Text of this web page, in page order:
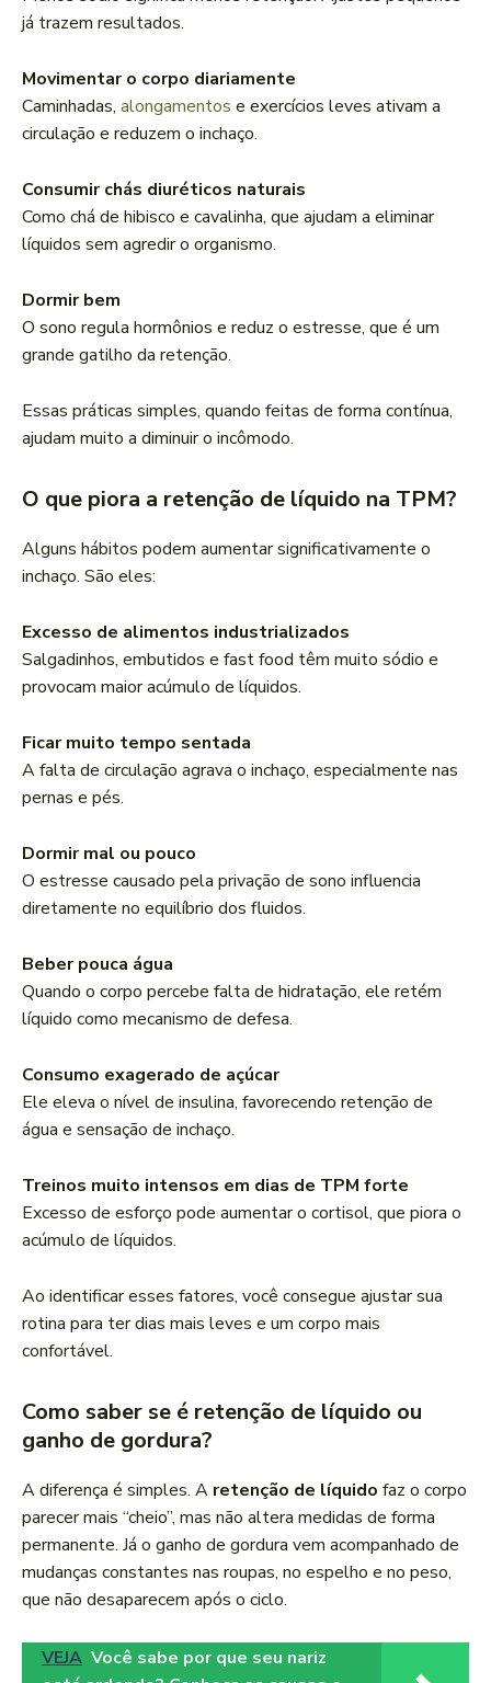
já trazem resultados.
Movimentar o corpo diariamente
Caminhadas, alongamentos e exercícios leves ativam a
circulação e reduzem o inchaço.
Consumir chás diuréticos naturais
Como chá de hibisco e cavalinha, que ajudam a eliminar
líquidos sem agredir o organismo.
Dormir bem
O sono regula hormônios e reduz o estresse, que é um
grande gatilho da retenção.
Essas práticas simples, quando feitas de forma contínua,
ajudam muito a diminuir o incômodo.
O que piora a retenção de líquido na TPM?
Alguns hábitos podem aumentar significativamente o
inchaço. São eles:
Excesso de alimentos industrializados
Salgadinhos, embutidos e fast food têm muito sódio e
provocam maior acúmulo de líquidos.
Ficar muito tempo sentada
A falta de circulação agrava o inchaço, especialmente nas
pernas e pés.
Dormir mal ou pouco
O estresse causado pela privação de sono influencia
diretamente no equilíbrio dos fluidos.
Beber pouca água
Quando o corpo percebe falta de hidratação, ele retém
líquido como mecanismo de defesa.
Consumo exagerado de açúcar
Ele eleva o nível de insulina, favorecendo retenção de
água e sensação de inchaço.
Treinos muito intensos em dias de TPM forte
Excesso de esforço pode aumentar o cortisol, que piora o
acúmulo de líquidos.
Ao identificar esses fatores, você consegue ajustar sua
rotina para ter dias mais leves e um corpo mais
confortável.
Como saber se é retenção de líquido ou
ganho de gordura?
A diferença é simples. A retenção de líquido faz o corpo
parecer mais “cheio”, mas não altera medidas de forma
permanente. Já o ganho de gordura vem acompanhado de
mudanças constantes nas roupas, no espelho e no peso,
que não desaparecem após o ciclo.
VEJA Você sabe por que seu nariz